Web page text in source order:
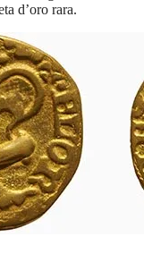
d’oro rara.